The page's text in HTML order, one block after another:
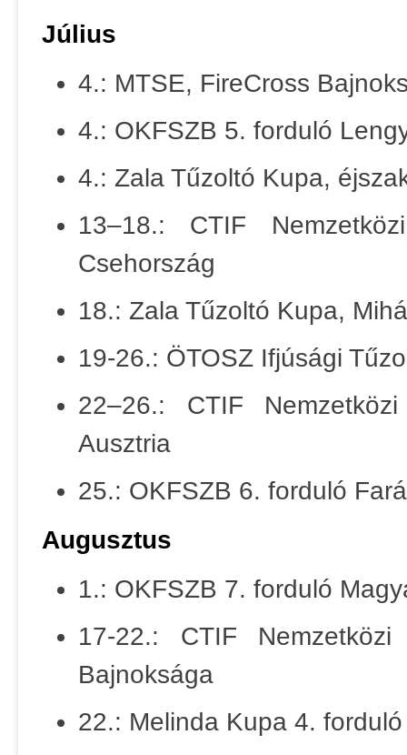
Július
4.: MTSE, FireCross
4.: OKFSZB 5. forduló
4.: Zala Tűzoltó Kupa,
13–18.: CTIF
Csehország
18.: Zala Tűzoltó Kupa,
19-26.: ÖTOSZ Ifjúsági
22–26.: CTIF
Ausztria
25.: OKFSZB 6. forduló
Augusztus
1.: OKFSZB 7. forduló
17-22.: CTIF
Bajnoksága
22.: Melinda Kupa 4. forduló